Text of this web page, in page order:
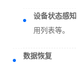
设备状态感知
用列表等。
数据恢复